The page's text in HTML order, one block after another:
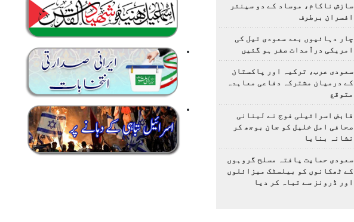
سازش ناکام، موساد کے دو سینئر
افسران برطرف
چار دہائیوں بعد سعودی تیل کی
امریکی درآمدات صفر ہو گئیں
سعودی عرب، ترکیہ اور پاکستان
کے درمیان مشترکہ دفاعی معاہدہ
متوقع
قابض اسرائیلی فوج نے لبنانی
صحافی امل خلیل کو جان بوجھ کر
نشانہ بنایا
سعودی حمایت یافتہ مسلح گروہوں
کے ٹھکانوں کو بیلسٹک میزائلوں
اور ڈرونز سے تباہ کر دیا